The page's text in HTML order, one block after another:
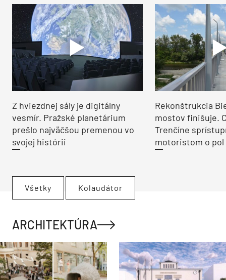
Z hviezdnej sály je digitálny
vesmír. Pražské planetárium
prešlo najväčšou premenou vo
svojej histórii
Rekonštrukcia
mostov finišuje.
Trenčíne
motoristom o pol
Všetky Kolaudátor
ARCHITEKTÚRA